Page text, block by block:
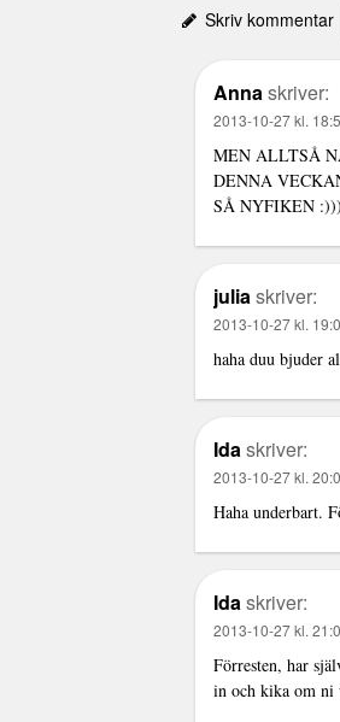
Skriv kommentar
Annaskriver:
2013-10-27 kl.
MEN ALLTSÅ
DENNA
SÅ NYFIKEN
juliaskriver:
2013-10-27 kl.
haha duu bjuder
Idaskriver:
2013-10-27 kl.
Haha underbart.
Idaskriver:
2013-10-27 kl.
Förresten, har
in och kika om